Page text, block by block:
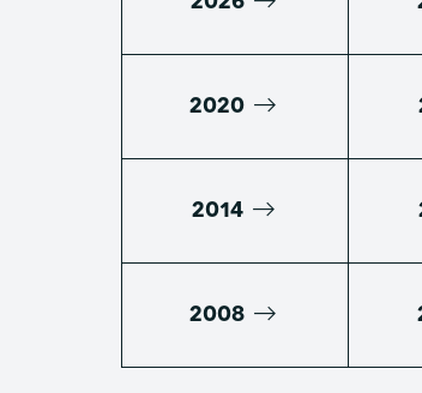
2020
2014
2008